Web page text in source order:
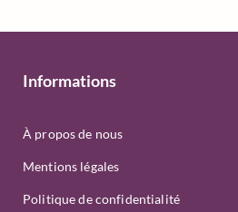
Informations
À propos de nous
Mentions légales
Politique de confidentialité